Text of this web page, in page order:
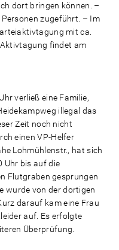
dort bringen können. –
zugeführt. – Im
mit ca.
findet am
verließ eine Familie,
illegal das
Zeit noch nicht
einen VP-Helfer
Lohmühlenstr., hat sich
Uhr bis auf die
Flutgraben gesprungen
wurde von der dortigen
darauf kam eine Frau
auf. Es erfolgte
Überprüfung.